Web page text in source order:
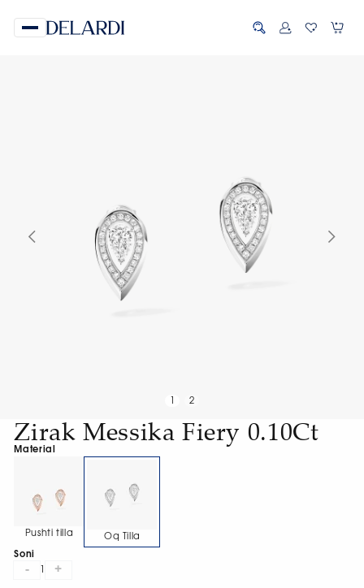
2
Zirak Messika Fiery 0.10Ct
Material
Pushti tilla
Oq Tilla
Soni
- +